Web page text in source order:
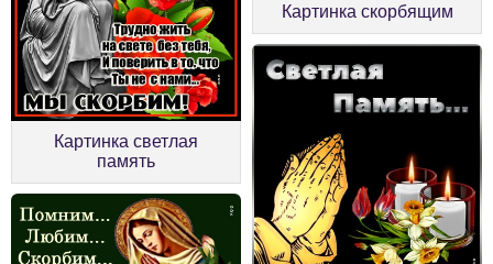
Картинка светлая
память
Картинка скорбящим